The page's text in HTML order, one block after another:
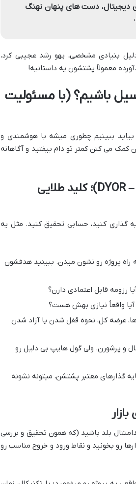
دیجیتال، دست های پنهان نهنگ
بنیادی مشخصی، یهو رشد عجیبی کرد،
معمولاً پشتشون یه داستانیه!
باشیم؟ (با مسئولیت
بیاید ببینیم چطوری میشه با هوشمندی و
می کنن کمتر تو دام بیفتید و آگاهانه
تحقیق و بررسی کامل (DYOR – Do Your Own Research)؛ کلید طلایی
گذاری کنید، حسابی تحقیق کنید. مثل یه
راه پروژه رو نشون میدن. ببینید هدفشون
رزومه قابل اعتمادی دارن؟
واقعاً نیازی بهش هست؟
عرضه کل، نحوه قفل شدن یا آزاد شدن
و پرشورن. ولی گول هایپ بی دلیل رو
گذارهای معتبر پشتشن، میتونه نشونه
بلد باشید (که همون تحقیق و بررسی
رو بخونید و نقاط ورود و خروج مناسب رو